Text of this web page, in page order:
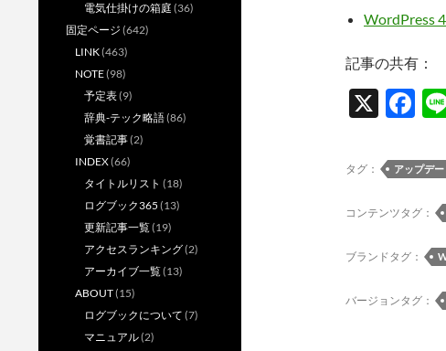
WordPress
記事の共有：
X
F
e
b
o
o
タグ： アップデー
コンテンツタグ：
ブランドタグ：
バージョンタグ：
電気仕掛けの箱庭 (36)
固定ページ (642)
LINK(463)
NOTE(98)
予定表(9)
辞典-テック略語(86)
覚書記事(2)
INDEX(66)
タイトルリスト (18)
ログブック365 (13)
更新記事一覧(19)
アクセスランキング(2)
アーカイブ一覧(13)
ABOUT(15)
ログブックについて (7)
マニュアル(2)